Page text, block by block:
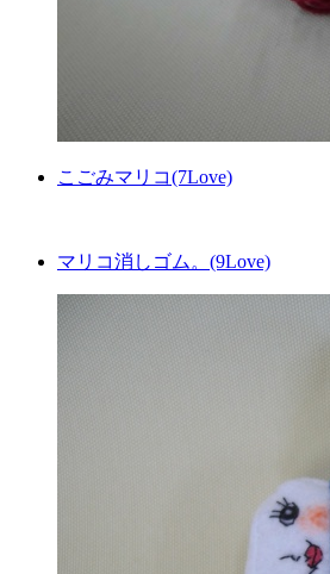
こごみマリコ(7Love)
マリコ消しゴム。(9Love)